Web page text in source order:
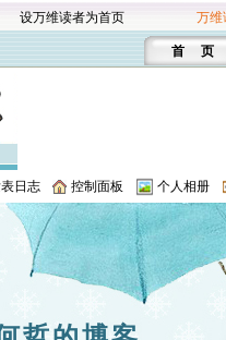
设万维读者为首页 万维
首 页
日志 控制面板 个人相册